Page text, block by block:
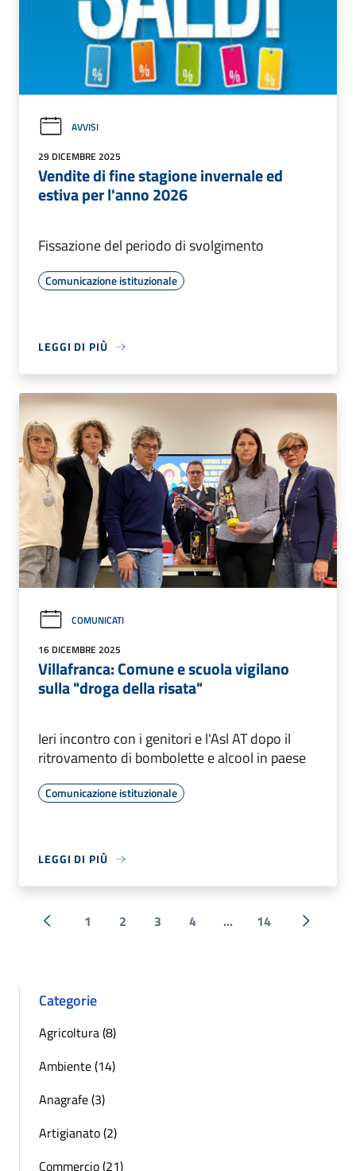
AVVISI
29 DICEMBRE 2025
Vendite di fine stagione invernale ed
estiva per l'anno 2026
Fissazione del periodo di svolgimento
Comunicazione istituzionale
LEGGI DI PIÙ
COMUNICATI
16 DICEMBRE 2025
Villafranca: Comune e scuola vigilano
sulla "droga della risata"
Ieri incontro con i genitori e l'Asl AT dopo il
ritrovamento di bombolette e alcool in paese
Comunicazione istituzionale
LEGGI DI PIÙ
« Precedente
1 2 3 4 ... 14
Categorie
Agricoltura (8)
Ambiente (14)
Anagrafe (3)
Artigianato (2)
Commercio (21)